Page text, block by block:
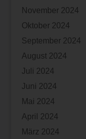
November 2024
Oktober 2024
September 2024
August 2024
Juli 2024
Juni 2024
Mai 2024
April 2024
März 2024